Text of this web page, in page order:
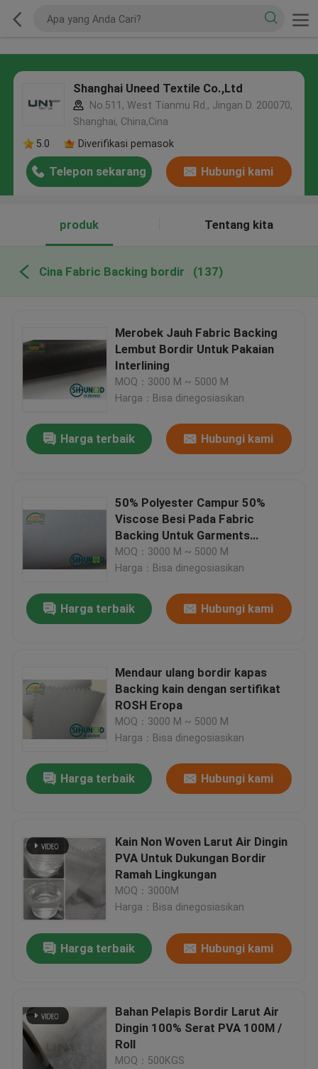
Shanghai Uneed Textile Co.,Ltd
No.511, West Tianmu Rd., Jingan D. 200070,
Shanghai, China,Cina
5.0
Diverifikasi pemasok
Telepon sekarang Hubungi kami
produk Tentang kita
Cina Fabric Backing bordir (137)
Merobek Jauh Fabric Backing
Lembut Bordir Untuk Pakaian
Interlining
MOQ：3000 M ~ 5000 M
Harga：Bisa dinegosiasikan
Harga terbaik Hubungi kami
50% Polyester Campur 50%
Viscose Besi Pada Fabric
Backing Untuk Garments
5040ER
MOQ：3000 M ~ 5000 M
Harga：Bisa dinegosiasikan
Harga terbaik Hubungi kami
Mendaur ulang bordir kapas
Backing kain dengan sertifikat
ROSH Eropa
MOQ：3000 M ~ 5000 M
Harga：Bisa dinegosiasikan
Harga terbaik Hubungi kami
Kain Non Woven Larut Air Dingin
PVA Untuk Dukungan Bordir
Ramah Lingkungan
MOQ：3000M
Harga：Bisa dinegosiasikan
Harga terbaik Hubungi kami
Bahan Pelapis Bordir Larut Air
Dingin 100% Serat PVA 100M /
Roll
MOQ：500KGS